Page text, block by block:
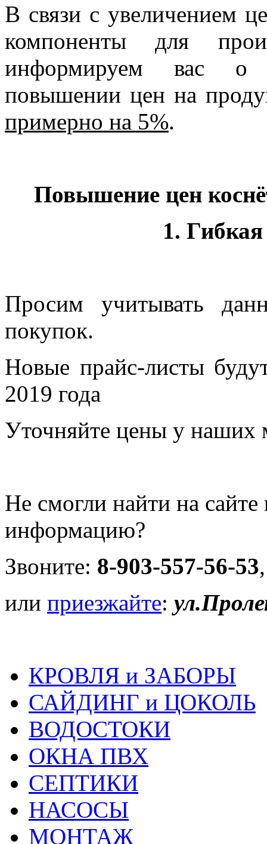
В связи с увеличением
компоненты для
информируем вас о
повышении цен на
примерно на 5%.
Повышение цен
1.
Просим учитывать
покупок.
Новые прайс-листы
2019 года
Уточняйте цены у наших
Не смогли найти на
информацию?
Звоните: 8-903-557-56-53
или приезжайте:
КРОВЛЯ и ЗАБОРЫ
САЙДИНГ и ЦОКОЛЬ
ВОДОСТОКИ
ОКНА ПВХ
СЕПТИКИ
НАСОСЫ
МОНТАЖ